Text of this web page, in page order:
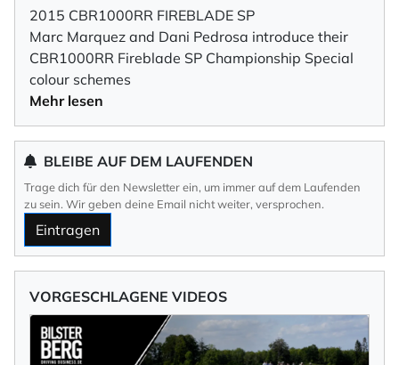
2015 CBR1000RR FIREBLADE SP
Marc Marquez and Dani Pedrosa introduce their
CBR1000RR Fireblade SP Championship Special
colour schemes
Mehr lesen
BLEIBE AUF DEM LAUFENDEN
Trage dich für den Newsletter ein, um immer auf dem Laufenden
zu sein. Wir geben deine Email nicht weiter, versprochen.
Eintragen
VORGESCHLAGENE VIDEOS